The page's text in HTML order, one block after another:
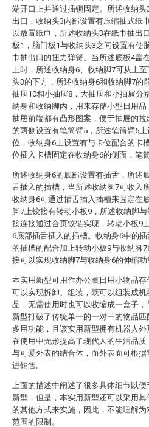
端开口上并通过插锁固定。所述收纳头
出口，收纳头3内部设置有压缩抽式纸
以放置纸巾，所述收纳头3在纸巾抽出
板1，脑门板1与收纳头3之间设置有使
巾抽出口的扭力弹簧。当所述底板4盖
上时，所述收纳身6、收纳脚7可从上
头3的下方，所述收纳身6和收纳脚7的
抽屉10和小抽屉8，大抽屉和小抽屉分
纳身和收纳脚内，用来存储小型日用
抽屉前端都有凸形图案，便于抽屉的
的两侧设置有笔筒臂5，所述笔筒臂5
位，收纳身6上设置有与卡位配合的卡
位插入卡槽固定在收纳身6的侧面，笔
所述收纳身6的底部设置有插舌，所述
舌插入的插槽，当所述收纳脚7可收入
收纳身6可通过插舌插入插槽来固定在
脚7上铰接有转动小板9，所述收纳脚
接连接通过合页铰链实现，转动小板9
6底部插舌插入的插槽。收纳身6中的
的插槽的配合加上转动小板9与收纳脚
接可以实现收纳脚7与收纳身6的伸缩功
本实用新型可用作办公桌日用小物品
可以实现拆卸、组装，既可以组装成机
品，无需使用时也可以收缩成一盒子，
新型打破了传统单一的一对一的物品
多用功能，且该实用新型拥有机器人外
在使用中无形提高了现代人的生活品
与可爱外表的结合体，而外表面可根据
进销售。
上面的描述中阐述了很多具体细节以便
新型，但是，本实用新型还可以采用
的其他方式来实施，因此，不能理解
范围的限制。